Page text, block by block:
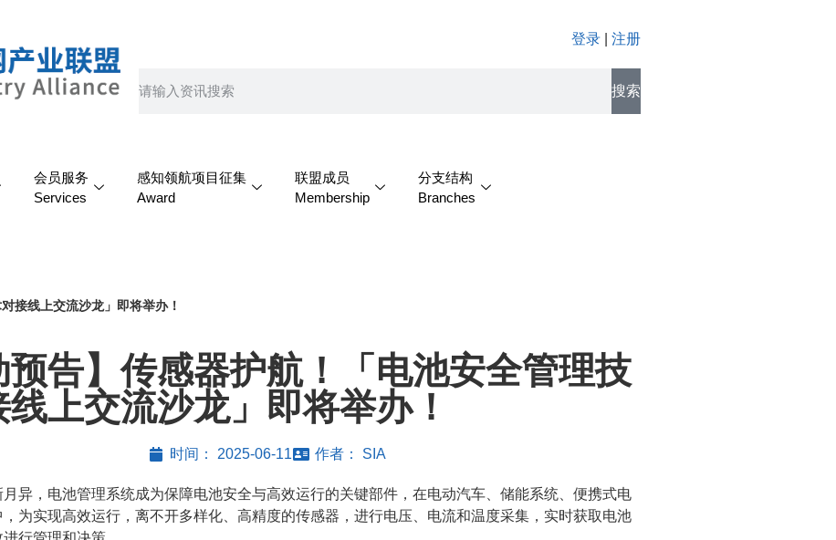
登录 注册
搜索
会员服务
Services
感知领航项目征集
Award
联盟成员
Membership
分支结构
Branches
接线上交流沙龙」即将举办！
预告】传感器护航！「电池安全管理技
上交流沙龙」即将举办！
时间： 2025-06-11 作者： SIA
异，电池管理系统成为保障电池安全与高效运行的关键部件，在电动汽车、储能系统、便携式电
为实现高效运行，离不开多样化、高精度的传感器，进行电压、电流和温度采集，实时获取电池